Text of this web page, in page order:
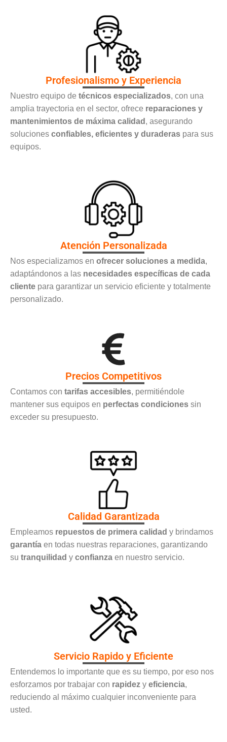
Profesionalismo y Experiencia
Nuestro equipo de técnicos especializados, con una
amplia trayectoria en el sector, ofrece reparaciones y
mantenimientos de máxima calidad , asegurando
soluciones confiables, eficientes y duraderas para sus
equipos.
Atención Personalizada
Nos especializamos en ofrecer soluciones a medida,
adaptándonos a las necesidades específicas de cada
cliente para garantizar un servicio eficiente y totalmente
personalizado.
Precios Competitivos
Contamos con tarifas accesibles, permitiéndole
mantener sus equipos en perfectas condiciones sin
exceder su presupuesto.
Calidad Garantizada
Empleamos repuestos de primera calidad y brindamos
garantía en todas nuestras reparaciones, garantizando
su tranquilidad y confianza en nuestro servicio.
Servicio Rapido y Eficiente
Entendemos lo importante que es su tiempo, por eso nos
esforzamos por trabajar con rapidez y eficiencia,
reduciendo al máximo cualquier inconveniente para
usted.